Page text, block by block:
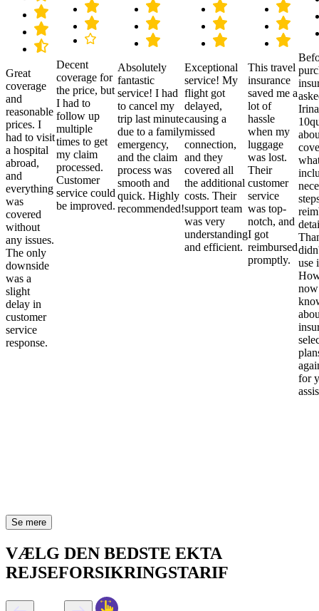
Great
coverage
and
reasonable
prices. I
had to visit
a hospital
abroad,
and
everything
was
covered
without
any issues.
The only
downside
was a
slight
delay in
customer
service
response.
Decent
coverage for
the price, but
I had to
follow up
multiple
times to get
my claim
processed.
Customer
service could
be improved.
Absolutely
fantastic
service! I had
to cancel my
trip last minute
due to a family
emergency,
and the claim
process was
smooth and
quick. Highly
recommended!
Exceptional
service! My
flight got
delayed,
causing a
missed
connection,
and they
covered all
the additional
costs. Their
support team
was very
understanding
and efficient.
This travel
insurance
saved me a
lot of
hassle
when my
luggage
was lost.
Their
customer
service
was top-
notch, and
I got
reimbursed
promptly.
use
for
Se mere
VÆLG DEN BEDSTE EKTA
REJSEFORSIKRINGSTARIF